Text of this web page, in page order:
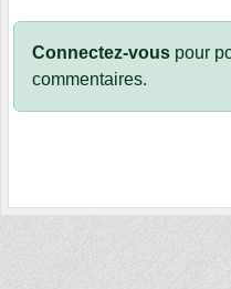
Connectez-vous pour
commentaires.